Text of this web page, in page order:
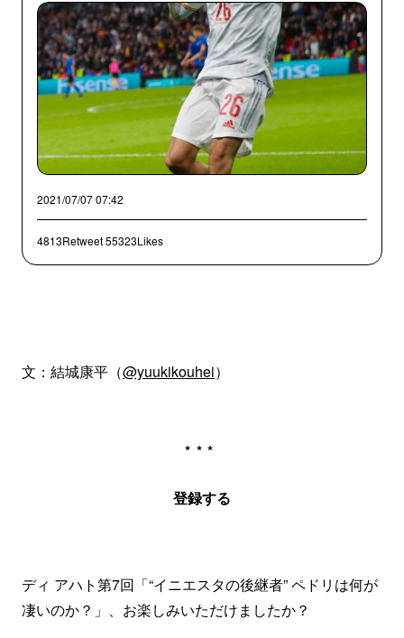
2021/07/07 07:42
4813Retweet55323Likes
文：結城康平（@yuukikouhei）
***
登録する
ディ アハト第7回「“イニエスタの後継者” ペドリは何が
凄いのか？」、お楽しみいただけましたか？